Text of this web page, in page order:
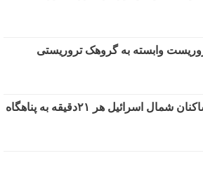
۲ تروریست وابسته به گروهک تروریستی
لیبرمن: ساکنان شمال اسرائیل هر ۲۱دقیقه به پناهگاه